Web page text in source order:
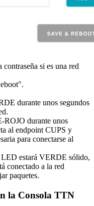
si es una red
durante unos segundos
ROJO durante unos
al endpoint CUPS y
para conectarse al
estará VERDE sólido,
conectado a la red
paquetes.
la Consola TTN